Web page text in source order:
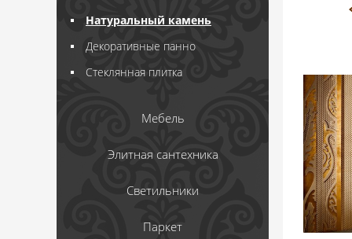
Натуральный камень
Декоративные панно
Стеклянная плитка
Мебель
Элитная сантехника
Светильники
Паркет